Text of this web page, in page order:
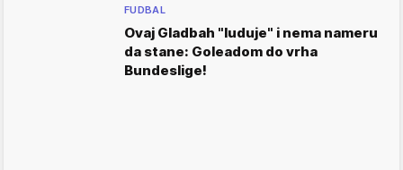
FUDBAL
Ovaj Gladbah "luduje" i nema nameru
da stane: Goleadom do vrha
Bundeslige!